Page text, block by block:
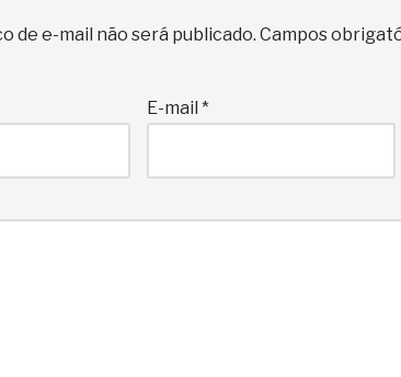
de e-mail não será publicado. Campos
E-mail*